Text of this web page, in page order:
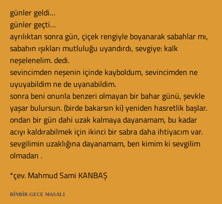
günler geldi…
günler geçti…
ayrılıktan sonra gün, çiçek rengiyle boyanarak sabahlar mı,
sabahın ışıkları mutluluğu uyandırdı, sevgiye: kalk
neşelenelim. dedi.
sevincimden neşenin içinde kayboldum, sevincimden ne
uyuyabildim ne de uyanabildim.
sonra beni onunla benzeri olmayan bir bahar günü, şevkle
yaşar bulursun. (birde bakarsın ki) yeniden hasretlik başlar.
ondan bir gün dahi uzak kalmaya dayanamam, bu kadar
acıyı kaldırabilmek için ikinci bir sabra daha ihtiyacım var.
sevgilimin uzaklığına dayanamam, ben kimim ki sevgilim
olmadan .
*çev. Mahmud Sami KANBAŞ
BİNBİR GECE MASALI